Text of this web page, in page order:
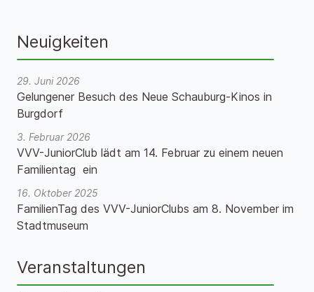
Neuigkeiten
29. Juni 2026
Gelungener Besuch des Neue Schauburg-Kinos in
Burgdorf
3. Februar 2026
VVV-JuniorClub lädt am 14. Februar zu einem neuen
Familientag ein
16. Oktober 2025
FamilienTag des VVV-JuniorClubs am 8. November im
Stadtmuseum
Veranstaltungen